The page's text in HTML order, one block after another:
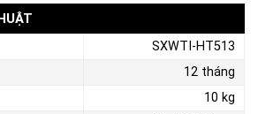
SXWTI-HT513
12 tháng
10 kg